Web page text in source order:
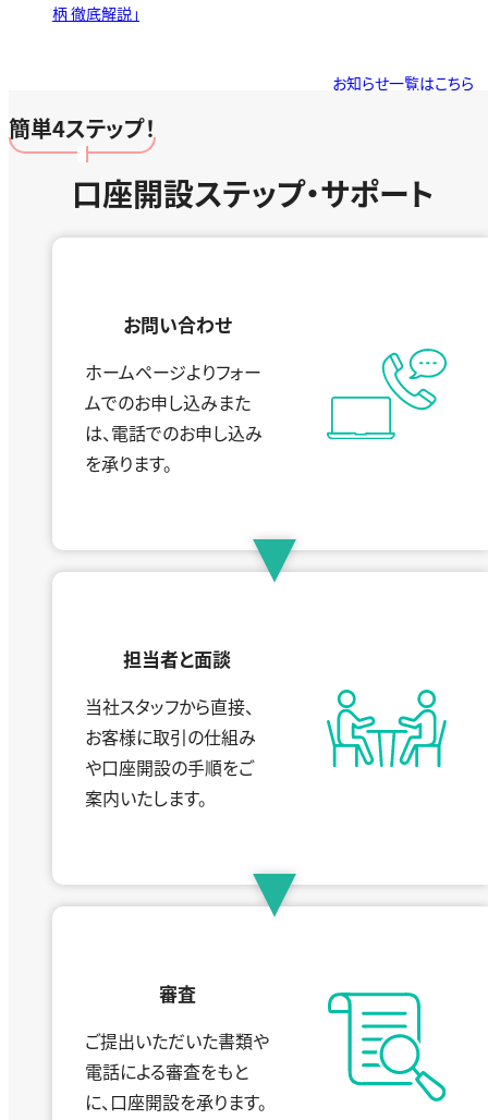
柄 徹底解説」
お知らせ一覧はこちら
簡単4ステップ！
口座開設ステップ・サポート
お問い合わせ
ホームページよりフォー
ムでのお申し込みまた
は、電話でのお申し込み
を承ります。
担当者と面談
当社スタッフから直接、
お客様に取引の仕組み
や口座開設の手順をご
案内いたします。
審査
ご提出いただいた書類や
電話による審査をもと
に、 口座開設を承ります。